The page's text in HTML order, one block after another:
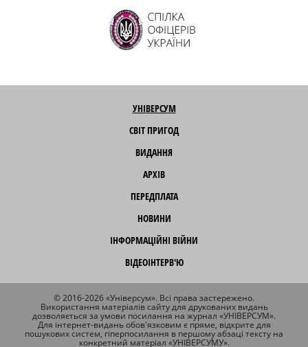
УНІВЕРСУМ
СВІТ ПРИГОД
ВИДАННЯ
АРХІВ
ПЕРЕДПЛАТА
НОВИНИ
ІНФОРМАЦІЙНІ ВІЙНИ
ВІДЕОІНТЕРВ'Ю
© 2016-2026 «Універсум». Всі права застережено.
Використання матеріалів сайту для друкованих видань
дозволяється за умови посилання на журнал «УНІВЕРСУМ».
Для інтернет-видань обов'язковим є пряме, відкрите для
пошукових систем, гіперпосилання в першому абзаці тексту на
конкретний матеріал «УНІВЕРСУМУ».